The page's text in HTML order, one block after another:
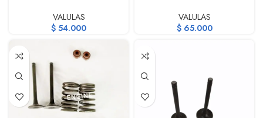
VALULAS
$ 54.000
VALULAS
$65.000